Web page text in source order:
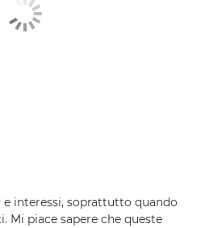
interessi, soprattutto quando
Mi piace sapere che queste